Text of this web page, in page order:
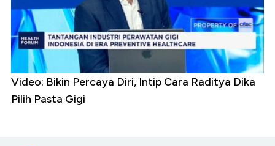
Video: Bikin Percaya Diri, Intip Cara Raditya Dika
Pilih Pasta Gigi